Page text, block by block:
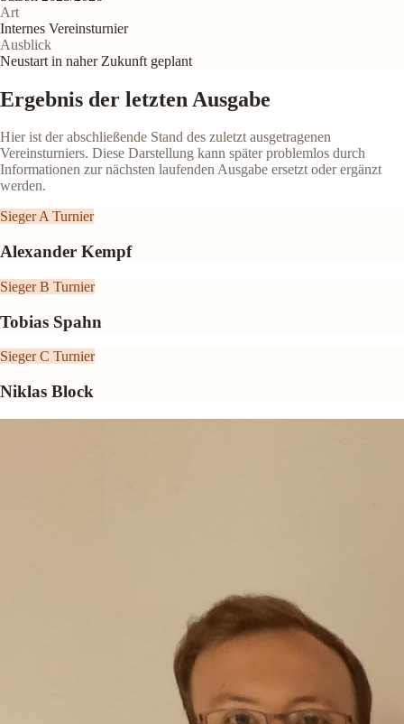
Art
Internes Vereinsturnier
Ausblick
Neustart in naher Zukunft geplant
Ergebnis der letzten Ausgabe
Hier ist der abschließende Stand des zuletzt ausgetragenen
Vereinsturniers. Diese Darstellung kann später problemlos durch
Informationen zur nächsten laufenden Ausgabe ersetzt oder ergänzt
werden.
Sieger A Turnier
Alexander Kempf
Sieger B Turnier
Tobias Spahn
Sieger C Turnier
Niklas Block